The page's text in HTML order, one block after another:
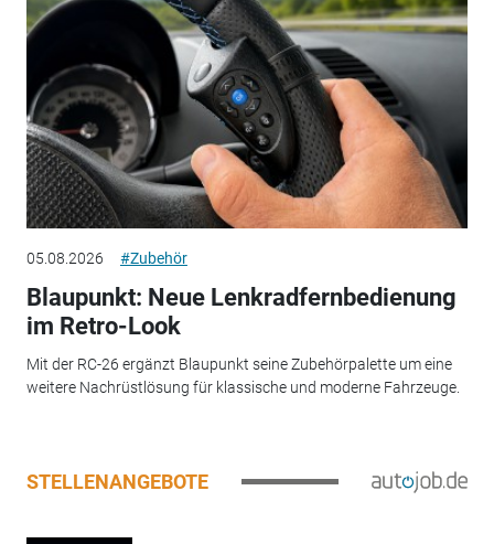
05.08.2026 #Zubehör
Blaupunkt: Neue Lenkradfernbedienung
im Retro-Look
Mit der RC-26 ergänzt Blaupunkt seine Zubehörpalette um eine
weitere Nachrüstlösung für klassische und moderne Fahrzeuge.
STELLENANGEBOTE